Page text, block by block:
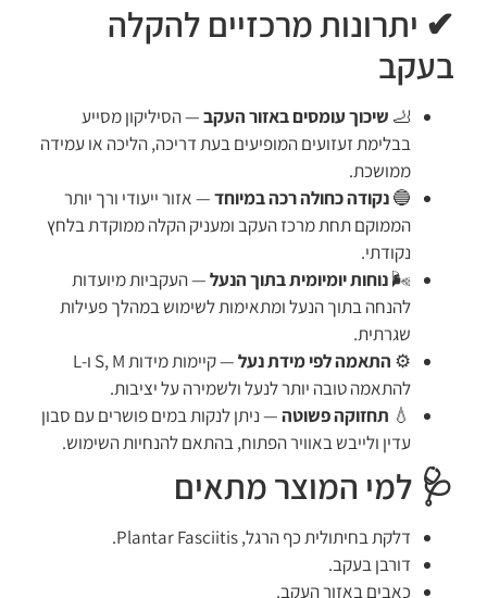
✔ יתרונות מרכזיים להקלה
בעקב
🦶 שיכוך עומסים באזור העקב— הסיליקון מסייע
בבלימת זעזועים המופיעים בעת דריכה, הליכה או עמידה
ממושכת.
🔵נקודה כחולה רכה במיוחד— אזור ייעודי ורך יותר
הממוקם תחת מרכז העקב ומעניק הקלה ממוקדת בלחץ
נקודתי.
🌬️נוחות יומיומית בתוך הנעל— העקביות מיועדות
להנחה בתוך הנעל ומתאימות לשימוש במהלך פעילות
שגרתית.
⚙️ התאמה לפי מידת נעל
— קיימות מידות S, M ו-L
להתאמה טובה יותר לנעל ולשמירה על יציבות.
💧 תחזוקה פשוטה— ניתן לנקות במים פושרים עם סבון
עדין ולייבש באוויר הפתוח, בהתאם להנחיות השימוש.
🩺 למי המוצר מתאים
דלקת בחיתולית כף הרגל, Plantar Fasciitis.
דורבן בעקב.
כאבים באזור העקב.